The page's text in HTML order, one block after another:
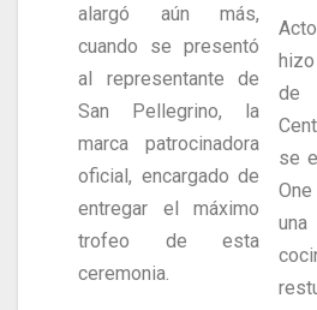
alargó aún más,
cuando se presentó
al representante de
San Pellegrino, la
marca patrocinadora
oficial, encargado de
entregar el máximo
trofeo de esta
ceremonia.
de
se